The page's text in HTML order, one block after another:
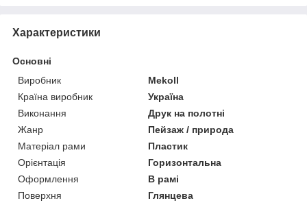
Характеристики
Основні
Виробник
Mekoll
Країна виробник
Україна
Виконання
Друк на полотні
Жанр
Пейзаж / природа
Матеріал рами
Пластик
Орієнтація
Горизонтальна
Оформлення
В рамі
Поверхня
Глянцева